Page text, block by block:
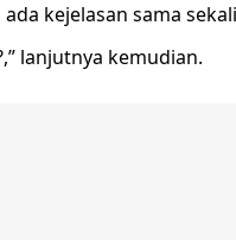
ada kejelasan sama
lanjutnya kemudian.